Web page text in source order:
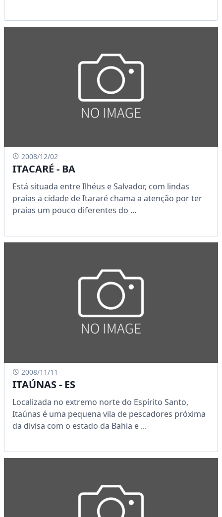
2008/12/02
ITACARÉ - BA
Está situada entre Ilhéus e Salvador, com lindas
praias a cidade de Itararé chama a atenção por ter
praias um pouco diferentes do ...
2008/11/11
ITAÚNAS - ES
Localizada no extremo norte do Espírito Santo,
Itaúnas é uma pequena vila de pescadores próxima
da divisa com o estado da Bahia e ...